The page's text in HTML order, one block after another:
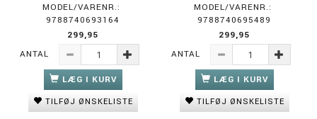
MODEL/VARENR.:
9788740693164
299,95
ANTAL
LÆG I KURV
TILFØJ ØNSKELISTE
MODEL/VARENR.:
9788740695489
299,95
ANTAL
LÆG I KURV
TILFØJ ØNSKELISTE